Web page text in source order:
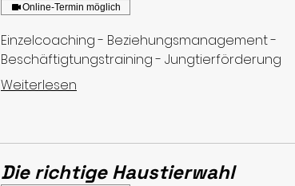
Online-Termin möglich
Einzelcoaching - Beziehungsmanagement -
Beschäftigtungstraining - Jungtierförderung
Weiterlesen
Die richtige Haustierwahl